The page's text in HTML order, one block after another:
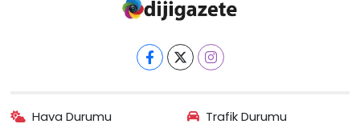
Hava Durumu Trafik Durumu